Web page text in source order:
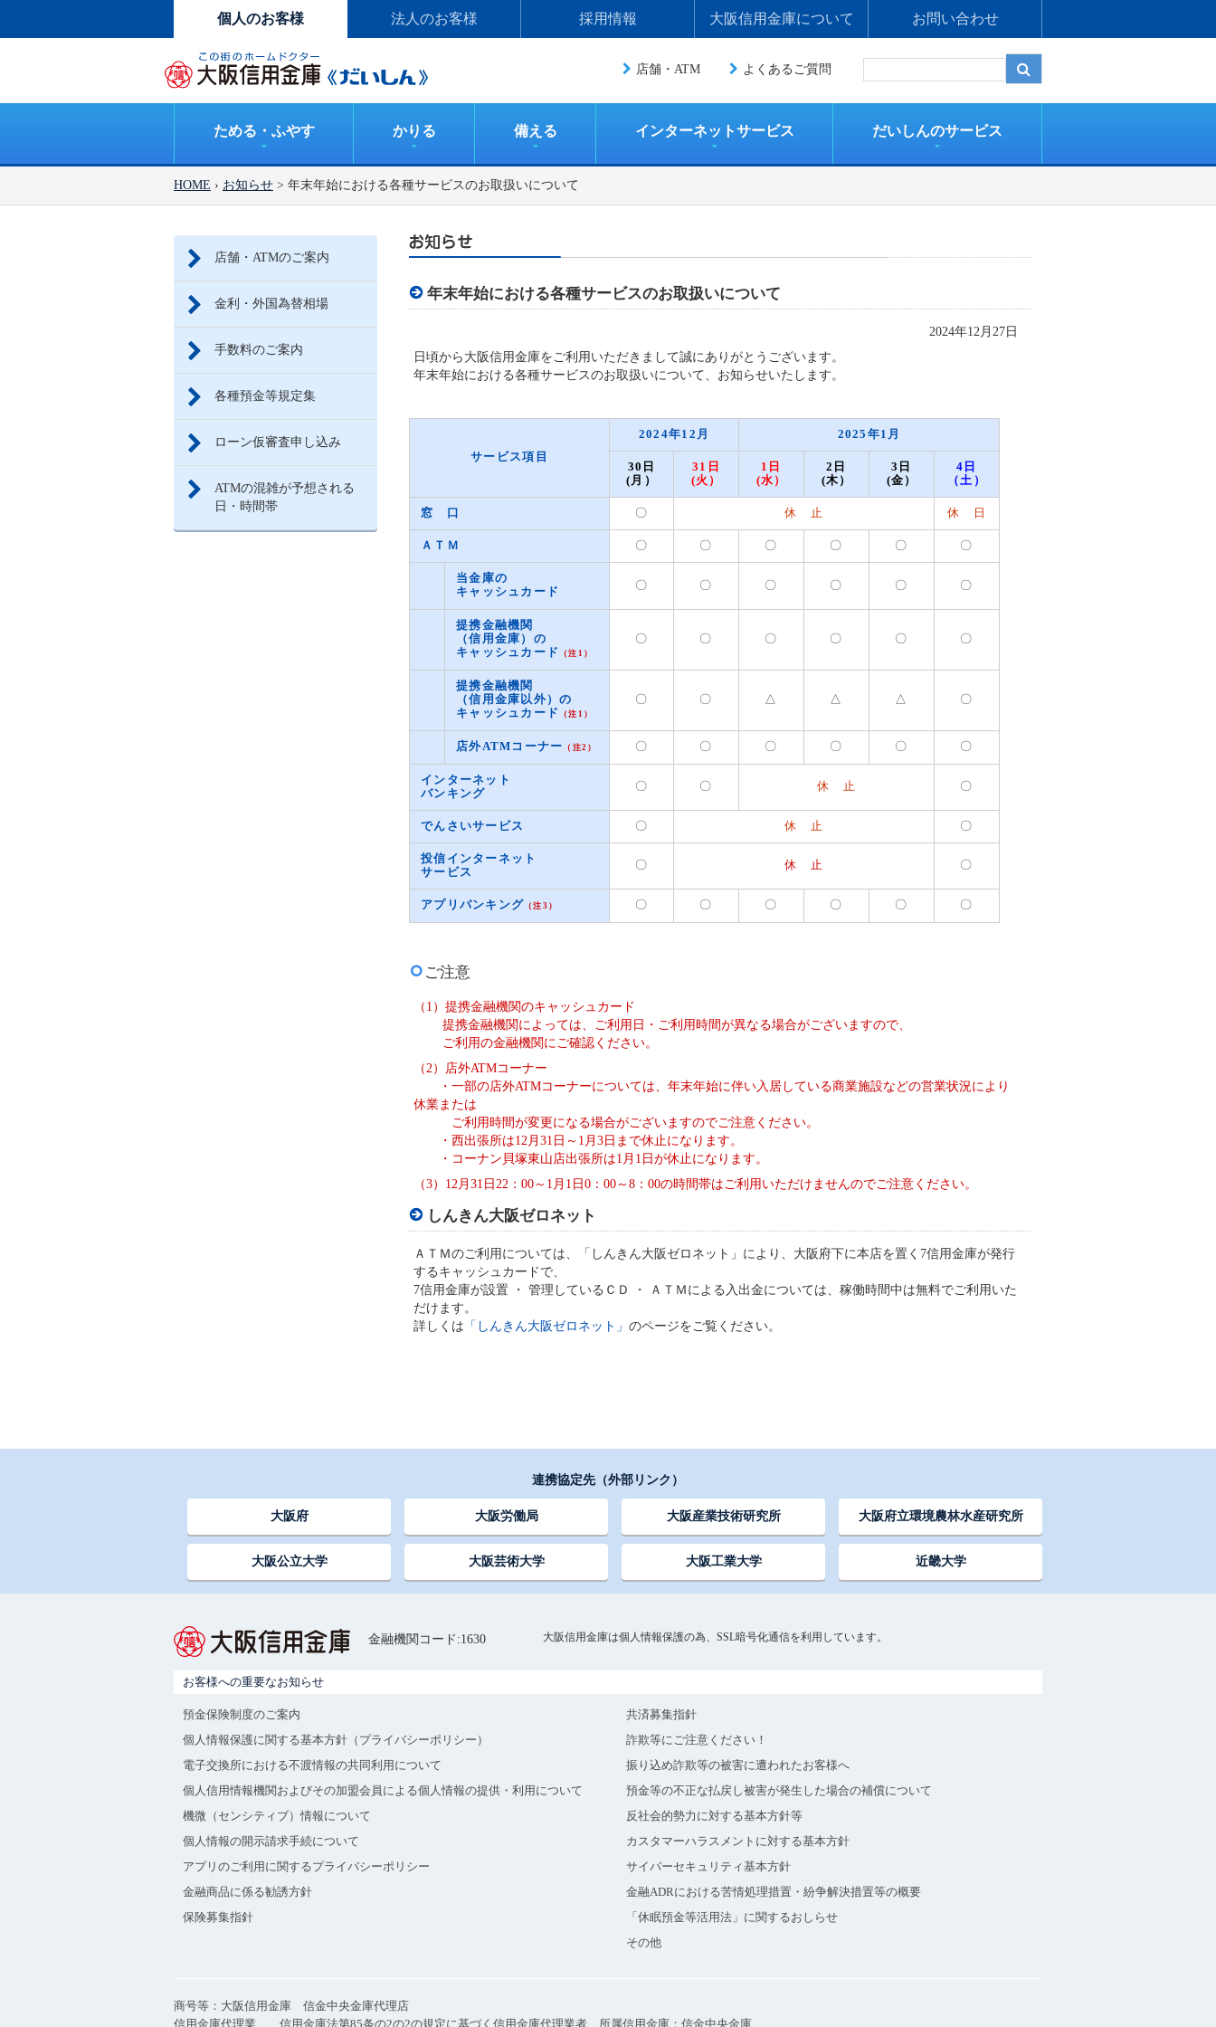
個人のお客様 法人のお客様 採用情報 大阪信用金庫について お問い合わせ
店舗・ATM よくあるご質問
ためる・ふやす かりる 備える インターネットサービス だいしんのサービス
HOME › お知らせ > 年末年始における各種サービスのお取扱いについて
年末年始における各種サービスのお取扱いについて
2024年12月27日
日頃から大阪信用金庫をご利用いただきまして誠にありがとうございます。
年末年始における各種サービスのお取扱いについて、お知らせいたします。
サービス項目
2024年12月 2025年1月
30日
(月）
31日
(火）
1日
(水）
2日
(木）
3日
(金）
4日
（土）
窓 口 〇 休 止 休 日
ＡＴＭ 〇 〇 〇 〇 〇 〇
当金庫の
キャッシュカード
〇 〇 〇 〇 〇 〇
提携金融機関
（信用金庫）の
キャッシュカード
（注1）
〇 〇 〇 〇 〇 〇
提携金融機関
（信用金庫以外）の
キャッシュカード
（注1）
〇 〇 △ △ △ 〇
店外ATMコーナー （注2） 〇 〇 〇 〇 〇 〇
インターネット
バンキング
〇 〇 休 止 〇
でんさいサービス 〇 休 止 〇
投信インターネット
サービス
〇 休 止 〇
アプリバンキング （注3） 〇 〇 〇 〇 〇 〇
ご注意
（1）提携金融機関のキャッシュカード
提携金融機関によっては、ご利用日・ご利用時間が異なる場合がございますので、
ご利用の金融機関にご確認ください。
（2）店外ATMコーナー
・一部の店外ATMコーナーについては、年末年始に伴い入居している商業施設などの営業状況により
休業または
ご利用時間が変更になる場合がございますのでご注意ください。
・西出張所は12月31日～1月3日まで休止になります。
・コーナン貝塚東山店出張所は1月1日が休止になります。
（3）12月31日22：00～1月1日0：00～8：00の時間帯はご利用いただけませんのでご注意ください。
しんきん大阪ゼロネット
ＡＴＭのご利用については、「しんきん大阪ゼロネット」により、大阪府下に本店を置く7信用金庫が発行
するキャッシュカードで、
7信用金庫が設置 ・ 管理しているＣＤ ・ ＡＴＭによる入出金については、稼働時間中は無料でご利用いた
だけます。
詳しくは 「しんきん大阪ゼロネット」 のページをご覧ください。
店舗・ATMのご案内
金利・外国為替相場
手数料のご案内
各種預金等規定集
ローン仮審査申し込み
ATMの混雑が予想される
日・時間帯
連携協定先（外部リンク）
大阪府 大阪労働局 大阪産業技術研究所 大阪府立環境農林水産研究所
大阪公立大学 大阪芸術大学 大阪工業大学 近畿大学
金融機関コード:1630 大阪信用金庫は個人情報保護の為、SSL暗号化通信を利用しています。
お客様への重要なお知らせ
預金保険制度のご案内
個人情報保護に関する基本方針（プライバシーポリシー）
電子交換所における不渡情報の共同利用について
個人信用情報機関およびその加盟会員による個人情報の提供・利用について
機微（センシティブ）情報について
個人情報の開示請求手続について
アプリのご利用に関するプライバシーポリシー
金融商品に係る勧誘方針
保険募集指針
共済募集指針
詐欺等にご注意ください！
振り込め詐欺等の被害に遭われたお客様へ
預金等の不正な払戻し被害が発生した場合の補償について
反社会的勢力に対する基本方針等
カスタマーハラスメントに対する基本方針
サイバーセキュリティ基本方針
金融ADRにおける苦情処理措置・紛争解決措置等の概要
「休眠預金等活用法」に関するおしらせ
その他
商号等：大阪信用金庫 信金中央金庫代理店
信用金庫代理業 信用金庫法第85条の2の2の規定に基づく信用金庫代理業者 所属信用金庫：信金中央金庫